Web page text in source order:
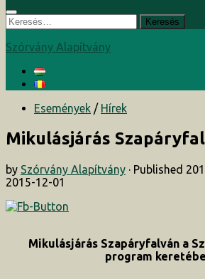
Keresés:
Szórvány Alapítvány
Események / Hírek
Mikulásjárás
by Szórvány Alapítvány · Published
2015-12-01
Mikulásjárás Szapáryfalván a
program